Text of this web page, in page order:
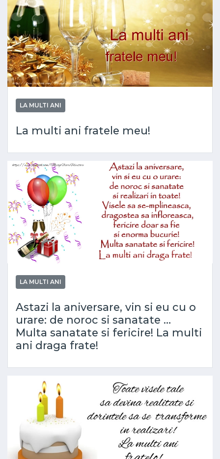
LA MULTI ANI
La multi ani fratele meu!
LA MULTI ANI
Astazi la aniversare, vin si eu cu o
urare: de noroc si sanatate …
Multa sanatate si fericire! La multi
ani draga frate!